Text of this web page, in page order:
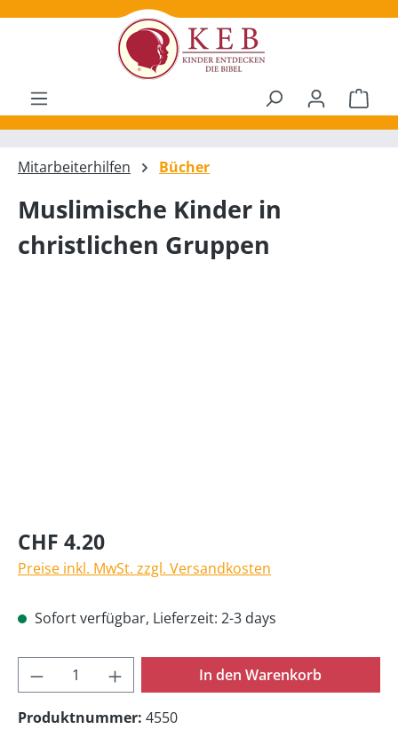
springen
Mitarbeiterhilfen Bücher
Muslimische Kinder in
christlichen Gruppen
CHF 4.20
Preise inkl. MwSt. zzgl. Versandkosten
Sofort verfügbar, Lieferzeit: 2-3 days
Produkt Anzahl: Gib den gewünschten
In den Warenkorb
Produktnummer: 4550